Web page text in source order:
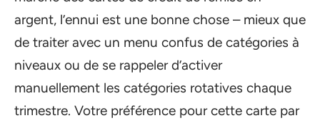
argent, l’ennui est une bonne chose – mieux que
de traiter avec un menu confus de catégories à
niveaux ou de se rappeler d’activer
manuellement les catégories rotatives chaque
trimestre. Votre préférence pour cette carte par